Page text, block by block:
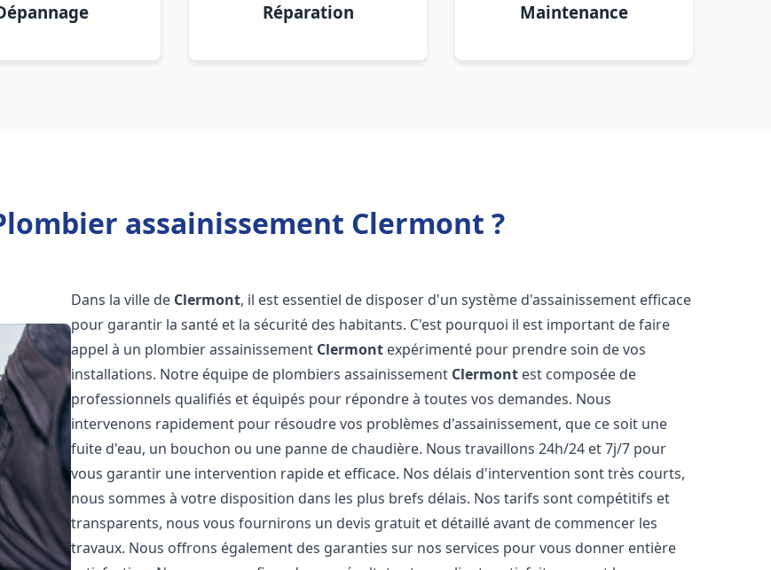
Réparation Maintenance
assainissement Clermont ?
Dans la ville de Clermont, il est essentiel de disposer d'un système d'assainissement efficace
pour garantir la santé et la sécurité des habitants. C'est pourquoi il est important de faire
appel à un plombier assainissement Clermont expérimenté pour prendre soin de vos
installations. Notre équipe de plombiers assainissement Clermont est composée de
professionnels qualifiés et équipés pour répondre à toutes vos demandes. Nous
intervenons rapidement pour résoudre vos problèmes d'assainissement, que ce soit une
fuite d'eau, un bouchon ou une panne de chaudière. Nous travaillons 24h/24 et 7j/7 pour
vous garantir une intervention rapide et efficace. Nos délais d'intervention sont très courts,
nous sommes à votre disposition dans les plus brefs délais. Nos tarifs sont compétitifs et
transparents, nous vous fournirons un devis gratuit et détaillé avant de commencer les
travaux. Nous offrons également des garanties sur nos services pour vous donner entière